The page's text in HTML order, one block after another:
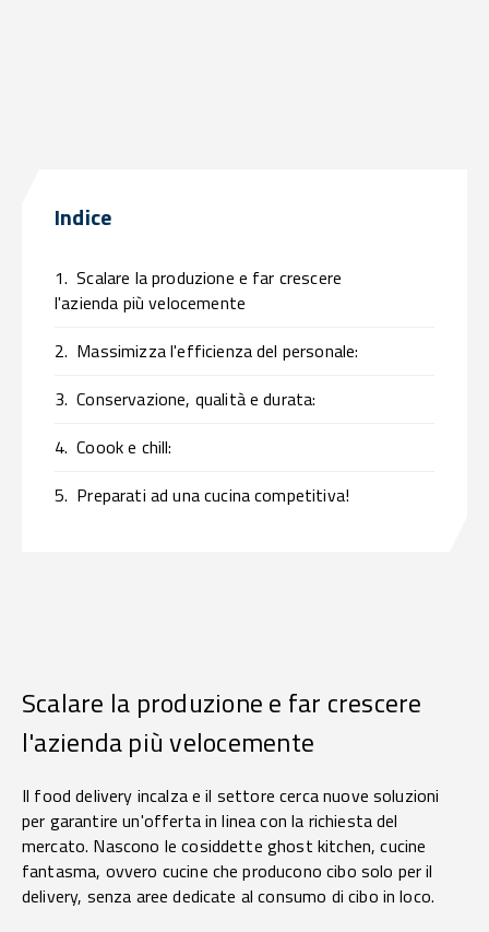
Indice
1. Scalare la produzione e far crescere
l'azienda più velocemente
2. Massimizza l'efficienza del personale:
3. Conservazione, qualità e durata:
4. Coook e chill:
5. Preparati ad una cucina competitiva!
Scalare la produzione e far crescere
l'azienda più velocemente
Il food delivery incalza e il settore cerca nuove soluzioni
per garantire un'offerta in linea con la richiesta del
mercato. Nascono le cosiddette ghost kitchen, cucine
fantasma, ovvero cucine che producono cibo solo per il
delivery, senza aree dedicate al consumo di cibo in loco.